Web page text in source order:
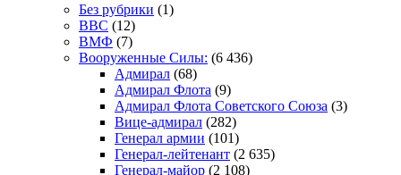
Без рубрики (1)
ВВС (12)
ВМФ (7)
Вооруженные Силы: (6 436)
Адмирал (68)
Адмирал Флота (9)
Адмирал Флота Советского Союза (3)
Вице-адмирал (282)
Генерал армии (101)
Генерал-лейтенант (2 635)
Генерал-майор (2 108)